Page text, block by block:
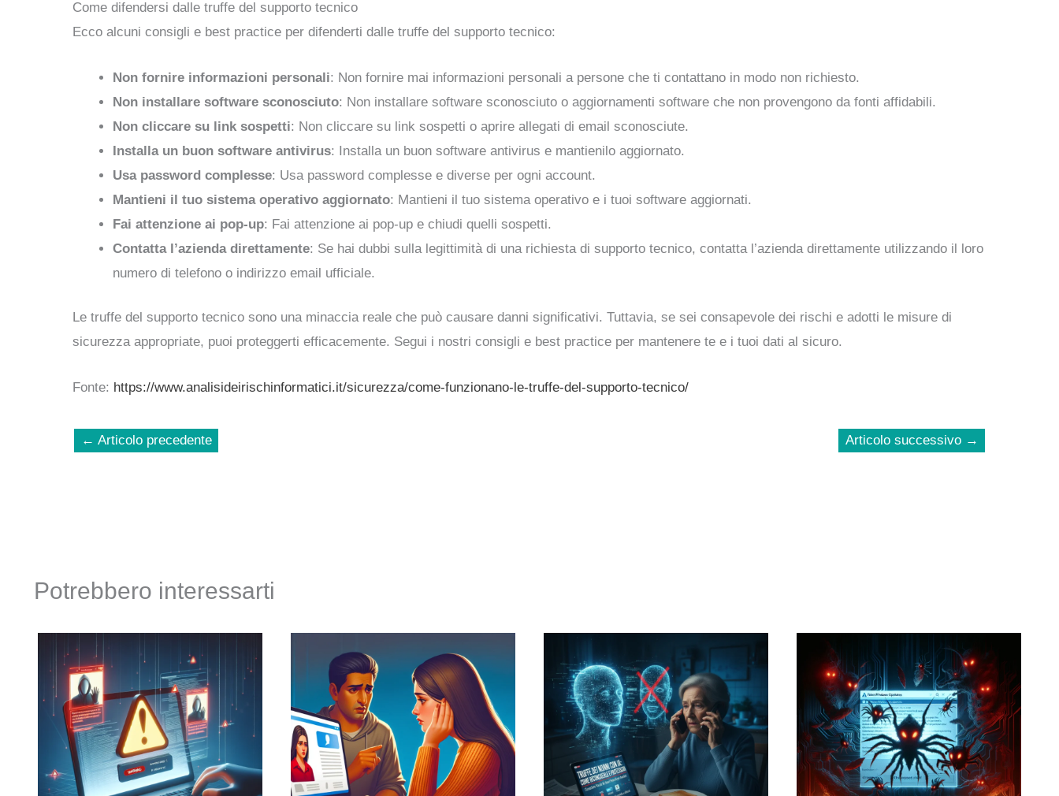
Come difendersi dalle truffe del supporto tecnico
Ecco alcuni consigli e best practice per difenderti dalle truffe del supporto tecnico:
Non fornire informazioni personali: Non fornire mai informazioni personali a persone che ti contattano in modo non richiesto.
Non installare software sconosciuto: Non installare software sconosciuto o aggiornamenti software che non provengono da fonti affidabili.
Non cliccare su link sospetti: Non cliccare su link sospetti o aprire allegati di email sconosciute.
Installa un buon software antivirus: Installa un buon software antivirus e mantienilo aggiornato.
Usa password complesse: Usa password complesse e diverse per ogni account.
Mantieni il tuo sistema operativo aggiornato: Mantieni il tuo sistema operativo e i tuoi software aggiornati.
Fai attenzione ai pop-up: Fai attenzione ai pop-up e chiudi quelli sospetti.
Contatta l’azienda direttamente: Se hai dubbi sulla legittimità di una richiesta di supporto tecnico, contatta l’azienda direttamente utilizzando il loro
numero di telefono o indirizzo email ufficiale.
Le truffe del supporto tecnico sono una minaccia reale che può causare danni significativi. Tuttavia, se sei consapevole dei rischi e adotti le misure di
sicurezza appropriate, puoi proteggerti efficacemente. Segui i nostri consigli e best practice per mantenere te e i tuoi dati al sicuro.
Fonte: https://www.analisideirischinformatici.it/sicurezza/come-funzionano-le-truffe-del-supporto-tecnico/
← Articolo precedente Articolo successivo →
Potrebbero interessarti